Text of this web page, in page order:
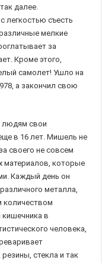
далее.
легкостью съесть
мелкие
за
Кроме этого,
самолет! Ушло на
а закончил свою
людям свои
в 16 лет. Мишель не
своего не совсем
материалов, которые
Каждый день он
металла,
количеством
в
человека,
стекла и так